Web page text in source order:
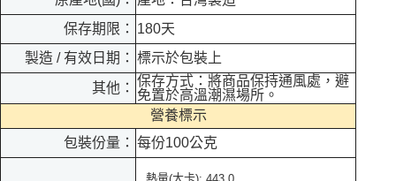
保存期限：
180天
製造 / 有效日期： 標示於包裝上
其他： 保存方式：將商品保持通風處，避
免置於高溫潮濕場所。
營養標示
包裝份量： 每份100公克
熱量 大卡